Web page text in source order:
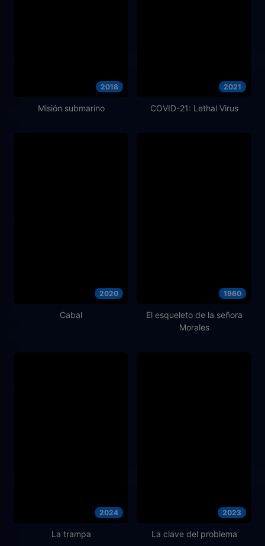
2018
Misión submarino
2021
COVID-21: Lethal Virus
2020
Cabal
1960
El esqueleto de la señora
Morales
2024
La trampa
2023
La clave del problema